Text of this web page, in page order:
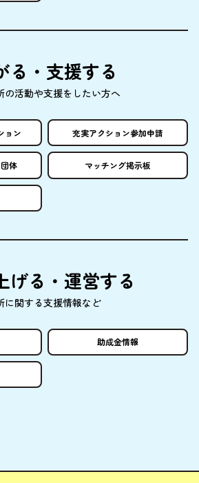
る・ 支援する
の活動や支援をしたい方へ
ョン 充実アクション参加申請
体 マッチング掲示板
げる・ 運営する
に関する支援情報など
助成金情報